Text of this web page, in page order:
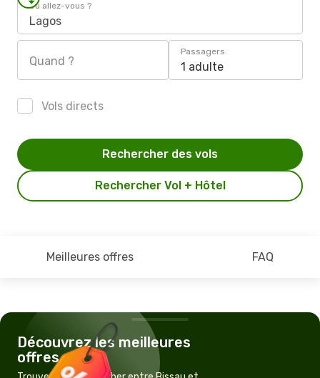
Où allez-vous ?
Lagos
Quand ?
Passagers
1 adulte
Vols directs
Rechercher Vol + Hôtel
Rechercher des vols
Meilleures offres FAQ
Découvrez les meilleures
offres